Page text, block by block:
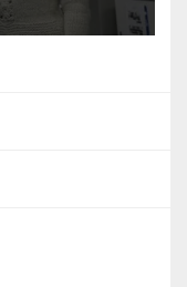
得意、外国語
は、相続税合
せる環境で
ることが苦で
て業務をお任